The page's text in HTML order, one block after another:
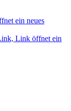
ein neues
Link öffnet ein